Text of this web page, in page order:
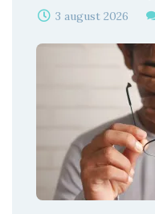
3 august 2026